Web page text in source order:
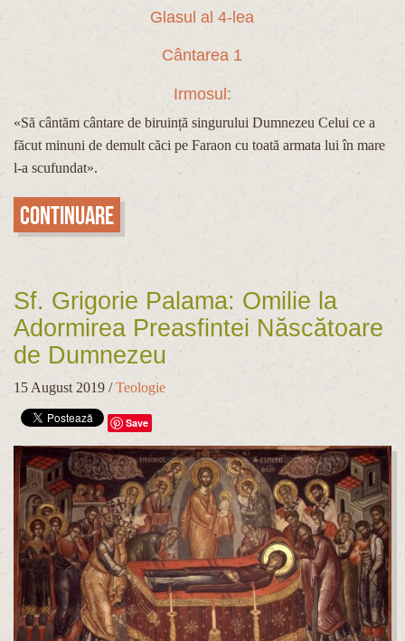
Glasul al 4-lea
Cântarea 1
Irmosul:
«Să cântăm cântare de biruință singurului Dumnezeu Celui ce a
făcut minuni de demult căci pe Faraon cu toată armata lui în mare
l-a scufundat».
Continuare
Sf. Grigorie Palama: Omilie la
Adormirea Preasfintei Născătoare
de Dumnezeu
15 August 2019 /Teologie
Save